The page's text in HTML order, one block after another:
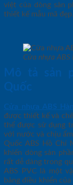
việt của dòng sản
thiết kế mẫu mã đẹp.
Cửa nhựa ABS
Mô tả sản
Quốc
Cửa nhựa ABS
được thiết kế và
thể được sử dụng
với nước và chịu
Quốc ABS Hồ Chí
khiến dòng sản
rất dễ dàng trong
ABS PVC là một
bảng điều khiển